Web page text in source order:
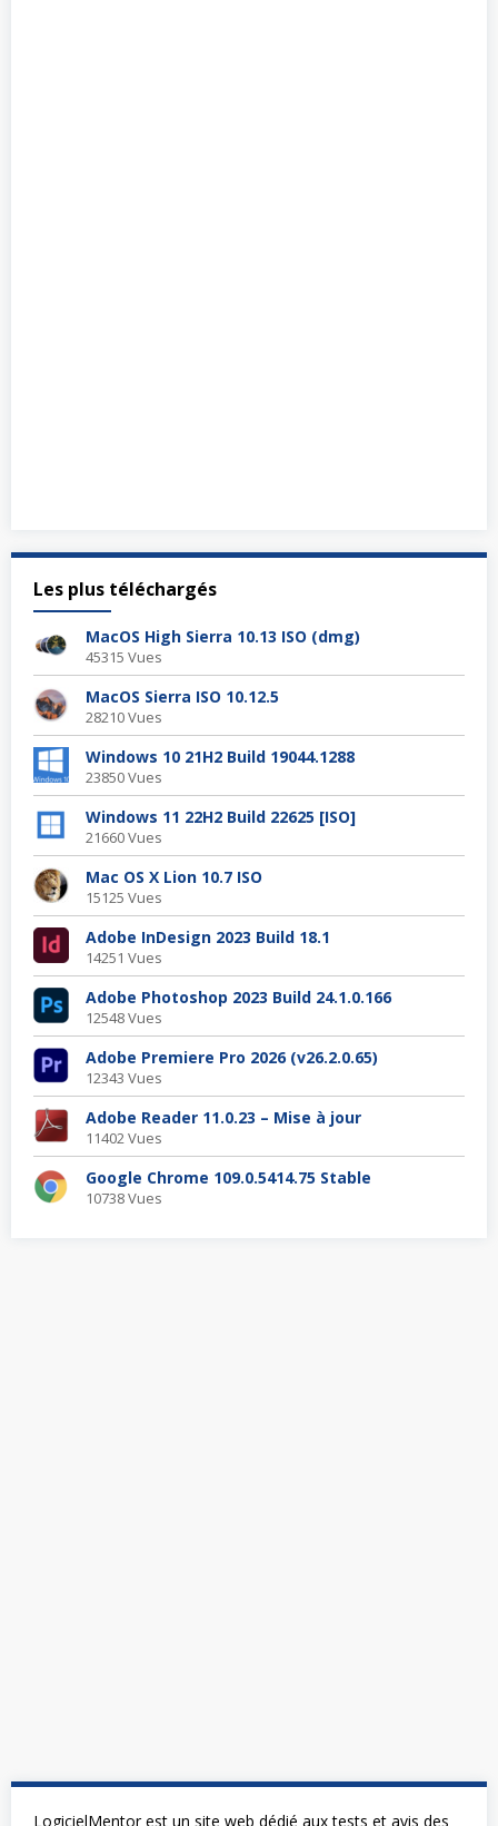
Les plus téléchargés
MacOS High Sierra 10.13 ISO (dmg)
45315 Vues
MacOS Sierra ISO 10.12.5
28210 Vues
Windows 10 21H2 Build 19044.1288
23850 Vues
Windows 11 22H2 Build 22625 [ISO]
21660 Vues
Mac OS X Lion 10.7 ISO
15125 Vues
Adobe InDesign 2023 Build 18.1
14251 Vues
Adobe Photoshop 2023 Build 24.1.0.166
12548 Vues
Adobe Premiere Pro 2026 (v26.2.0.65)
12343 Vues
Adobe Reader 11.0.23 – Mise à jour
11402 Vues
Google Chrome 109.0.5414.75 Stable
10738 Vues
LogicielMentor est un site web dédié aux tests et avis des